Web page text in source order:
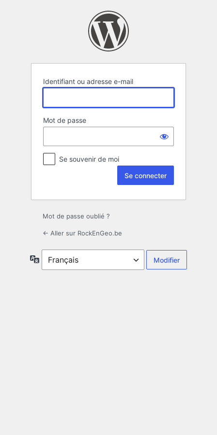
Identifiant ou adresse e-mail
Mot de passe
Se souvenir de moi
Mot de passe oublié ?
← Aller sur RockEnGeo.be
Langue